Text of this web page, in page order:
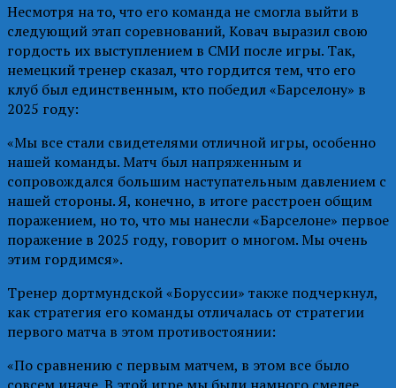
Несмотря на то, что его команда не смогла выйти в
следующий этап соревнований, Ковач выразил свою
гордость их выступлением в СМИ после игры. Так,
немецкий тренер сказал, что гордится тем, что его
клуб был единственным, кто победил «Барселону» в
2025 году:
«Мы все стали свидетелями отличной игры, особенно
нашей команды. Матч был напряженным и
сопровождался большим наступательным давлением с
нашей стороны. Я, конечно, в итоге расстроен общим
поражением, но то, что мы нанесли «Барселоне» первое
поражение в 2025 году, говорит о многом. Мы очень
этим гордимся».
Тренер дортмундской «Боруссии» также подчеркнул,
как стратегия его команды отличалась от стратегии
первого матча в этом противостоянии:
«По сравнению с первым матчем, в этом все было